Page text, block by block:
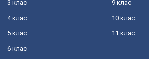
3 клас
4 клас
5 клас
6 клас
9 клас
10 клас
11 клас